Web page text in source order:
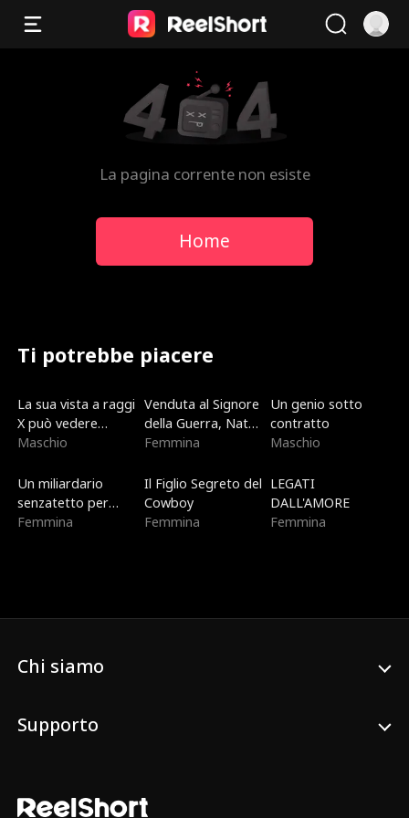
La pagina corrente non esiste
Home
Ti potrebbe piacere
La sua vista a raggi
X può vedere
dentro di te
Maschio
Venduta al Signore
della Guerra, Nata
per il Cielo
Femmina
Un genio sotto
contratto
Maschio
Un miliardario
senzatetto per
Natale
Femmina
Il Figlio Segreto del
Cowboy
Femmina
LEGATI
DALL'AMORE
Femmina
Chi siamo
Supporto